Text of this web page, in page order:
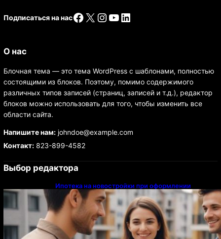
Подписаться на насFacebook
X Instagram
YouTube
LinkedIn
О нас
Блочная тема — это тема WordPress с шаблонами, полностью
состоящими из блоков. Поэтому, помимо содержимого
различных типов записей (страниц, записей и т.д.), редактор
блоков можно использовать для того, чтобы изменить все
области сайта.
Напишите нам:johndoe@example.com
Контакт:823-899-4582
Выбор редактора
Ипотека на новостройки при оформлении
напрямую у застройщика